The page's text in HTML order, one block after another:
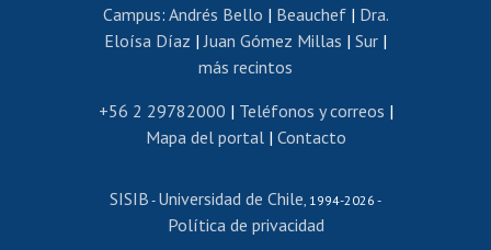
Editar páginas blancas
Extranjeras/os
Revalidación y reconocimiento de títulos
Postulación al Programa de Movilidad Estudiantil
Cursos de español
Campus: Andrés Bello | Beauchef| Dra.
Eloísa Díaz |Juan Gómez Millas | Sur |
más recintos
+56 2 29782000 | Teléfonos y correos |
Mapa del portal| Contacto
SISIB - Universidad de Chile, 1994-2026 -
Política de privacidad